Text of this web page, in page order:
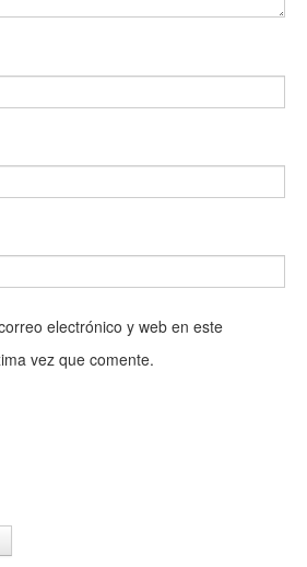
electrónico y web en este
vez que comente.